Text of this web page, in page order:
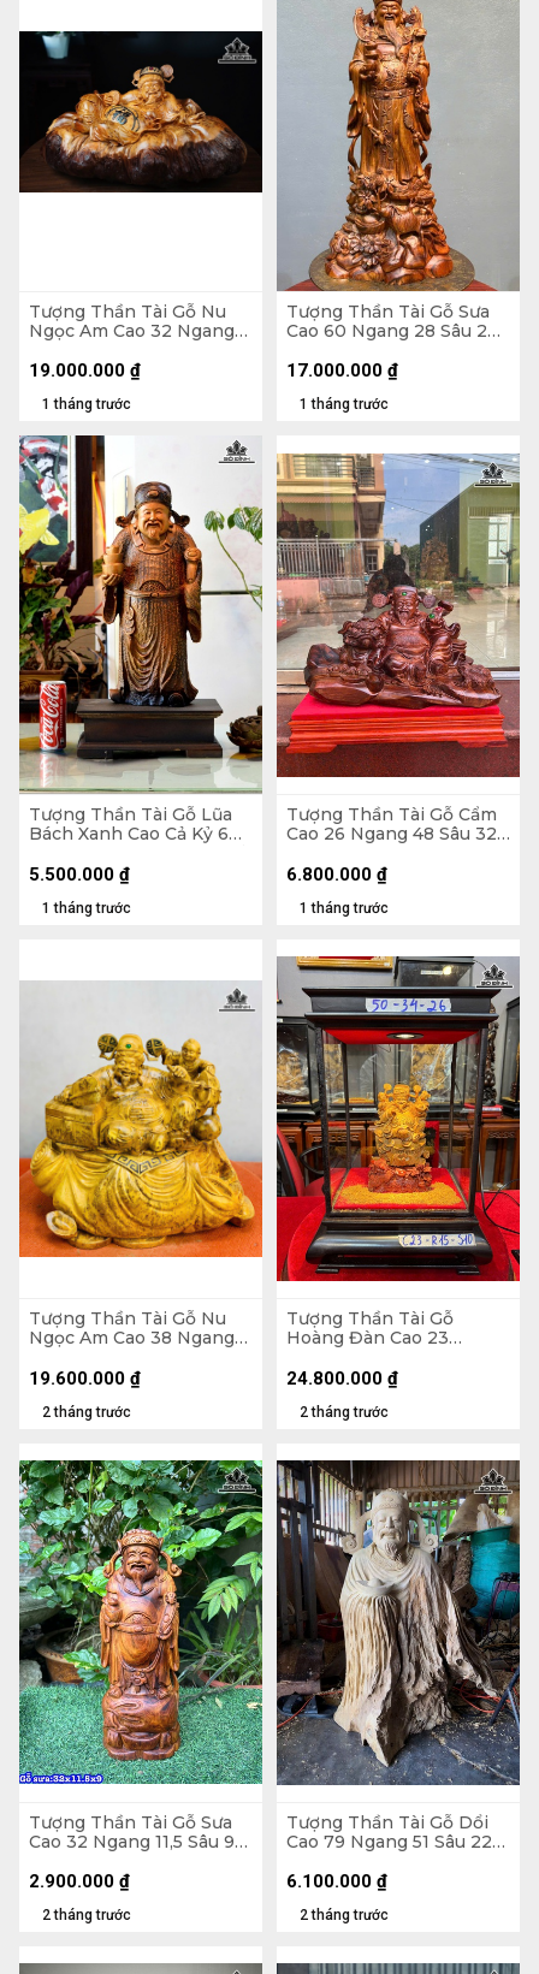
Tượng Thần Tài Gỗ Nu
Ngọc Am Cao 32 Ngang
1 tháng trước
19.000.000 ₫
Tượng Thần Tài Gỗ Sưa
Cao 60 Ngang 28 Sâu 20
1 tháng trước
17.000.000 ₫
Tượng Thần Tài Gỗ Lũa
Bách Xanh Cao Cả Kỷ 60
Cao 10
1 tháng trước
5.500.000 ₫
Tượng Thần Tài Gỗ Cẩm
Cao 26 Ngang 48 Sâu 32
1 tháng trước
6.800.000 ₫
Tượng Thần Tài Gỗ Nu
Ngọc Am Cao 38 Ngang
2 tháng trước
19.600.000 ₫
Tượng Thần Tài Gỗ
Hoàng Đàn Cao 23
2 tháng trước
24.800.000 ₫
Tượng Thần Tài Gỗ Sưa
Cao 32 Ngang 11,5 Sâu 9
2 tháng trước
2.900.000 ₫
Tượng Thần Tài Gỗ Dổi
Cao 79 Ngang 51 Sâu 22
2 tháng trước
6.100.000 ₫